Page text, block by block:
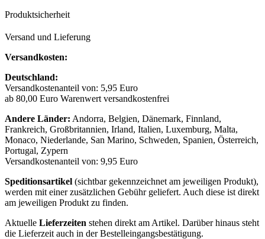
Produktsicherheit
Versand und Lieferung
Versandkosten:
Deutschland:
Versandkostenanteil von: 5,95 Euro
ab 80,00 Euro Warenwert versandkostenfrei
Andere Länder: Andorra, Belgien, Dänemark, Finnland,
Frankreich, Großbritannien, Irland, Italien, Luxemburg, Malta,
Monaco, Niederlande, San Marino, Schweden, Spanien, Österreich,
Portugal, Zypern
Versandkostenanteil von: 9,95 Euro
Speditionsartikel (sichtbar gekennzeichnet am jeweiligen Produkt),
werden mit einer zusätzlichen Gebühr geliefert. Auch diese ist direkt
am jeweiligen Produkt zu finden.
Aktuelle Lieferzeiten stehen direkt am Artikel. Darüber hinaus steht
die Lieferzeit auch in der Bestelleingangsbestätigung.